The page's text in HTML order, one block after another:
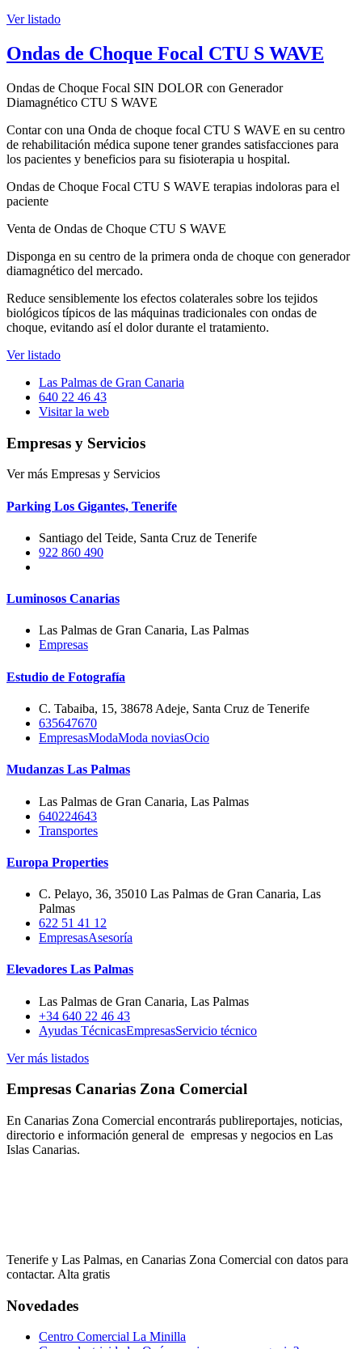
Ver listado
Ondas de Choque Focal CTU S WAVE
Ondas de Choque Focal SIN DOLOR con Generador
Diamagnético CTU S WAVE
Contar con una Onda de choque focal CTU S WAVE en su centro
de rehabilitación médica supone tener grandes satisfacciones para
los pacientes y beneficios para su fisioterapia u hospital.
Ondas de Choque Focal CTU S WAVE terapias indoloras para el
paciente
Venta de Ondas de Choque CTU S WAVE
Disponga en su centro de la primera onda de choque con generador
diamagnético del mercado.
Reduce sensiblemente los efectos colaterales sobre los tejidos
biológicos típicos de las máquinas tradicionales con ondas de
choque, evitando así el dolor durante el tratamiento.
Ver listado
Las Palmas de Gran Canaria
640 22 46 43
Visitar la web
Empresas y Servicios
Ver más Empresas y Servicios
Parking Los Gigantes, Tenerife
Santiago del Teide, Santa Cruz de Tenerife
922 860 490
Luminosos Canarias
Las Palmas de Gran Canaria, Las Palmas
Empresas
Estudio de Fotografía
C. Tabaiba, 15, 38678 Adeje, Santa Cruz de Tenerife
635647670
EmpresasModaModa noviasOcio
Mudanzas Las Palmas
Las Palmas de Gran Canaria, Las Palmas
640224643
Transportes
Europa Properties
C. Pelayo, 36, 35010 Las Palmas de Gran Canaria, Las
Palmas
622 51 41 12
EmpresasAsesoría
Elevadores Las Palmas
Las Palmas de Gran Canaria, Las Palmas
+34 640 22 46 43
Ayudas TécnicasEmpresasServicio técnico
Ver más listados
Empresas Canarias Zona Comercial
En Canarias Zona Comercial encontrarás publireportajes, noticias,
directorio e información general de empresas y negocios en Las
Islas Canarias.
Tenerife y Las Palmas, en Canarias Zona Comercial con datos para
contactar. Alta gratis
Novedades
Centro Comercial La Minilla